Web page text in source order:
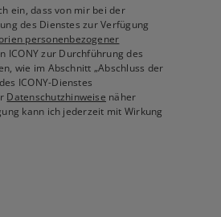
ein, dass von mir bei der
des Dienstes zur Verfügung
personenbezogener
ICONY zur Durchführung des
wie im Abschnitt „Abschluss der
ICONY-Dienstes
Datenschutzhinweise näher
kann ich jederzeit mit Wirkung